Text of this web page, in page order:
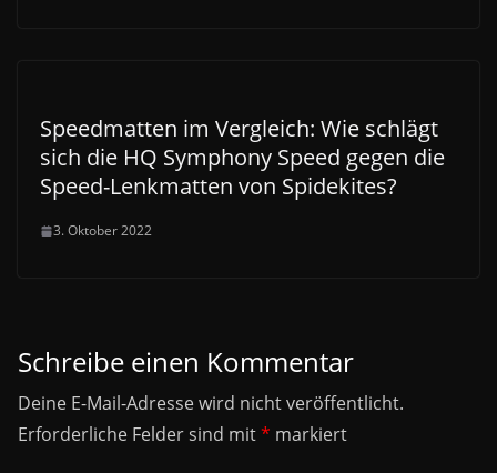
Speedmatten im Vergleich: Wie schlägt
sich die HQ Symphony Speed gegen die
Speed-Lenkmatten von Spidekites?
3. Oktober 2022
Schreibe einen Kommentar
Deine E-Mail-Adresse wird nicht veröffentlicht.
Erforderliche Felder sind mit* markiert